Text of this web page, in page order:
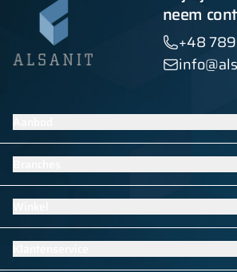
neem
+48
Lockers
Sanitaire wanden
Contractmeubilair
Bekijk alle producten
Meubilair voor scholen en
Uitrusting voor zwembaden
Meubilair voor sport- en
Garderobekasten
School lockers